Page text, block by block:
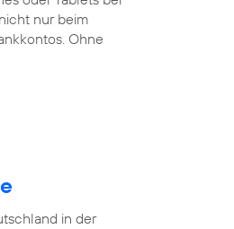
nur beim
Ohne
in der